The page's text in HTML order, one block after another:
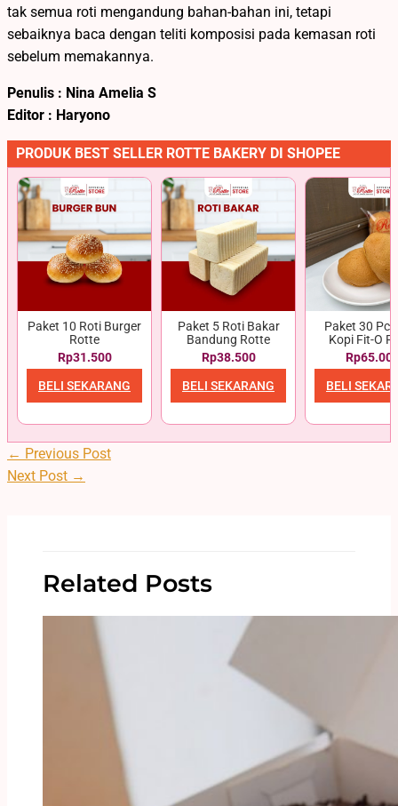
tak semua roti mengandung bahan-bahan ini, tetapi
sebaiknya baca dengan teliti komposisi pada kemasan roti
sebelum memakannya.
Penulis : Nina Amelia S
Editor : Haryono
PRODUK BEST SELLER ROTTE BAKERY DI SHOPEE
Paket 10 Roti Burger
Rotte
Rp31.500
BELI SEKARANG
Paket 5 Roti Bakar
Bandung Rotte
Rp38.500
BELI SEKARANG
Paket 30
Kopi Fit-O
BELI
← Previous Post
Next Post →
Related Posts